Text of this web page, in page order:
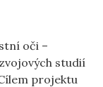
oči –
studií
projektu